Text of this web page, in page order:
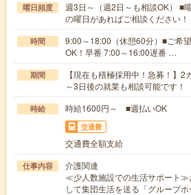
曜日頻度
週3日～（週2日～も相談OK） ■
の曜日があればご相談ください！
時間
9:00～18:00（休憩60分）■ご希
OK！早番 7:00～16:00遅番 …
期間
【現在も積極採用中！急募！】
～3日後の就業も相談可能です！
時給 時給1600円～ ■週払いOK
交通費
交通費全額支給
仕事内容
介護関連
≪少人数施設での生活サポート≫
して集団生活を送る「グループ